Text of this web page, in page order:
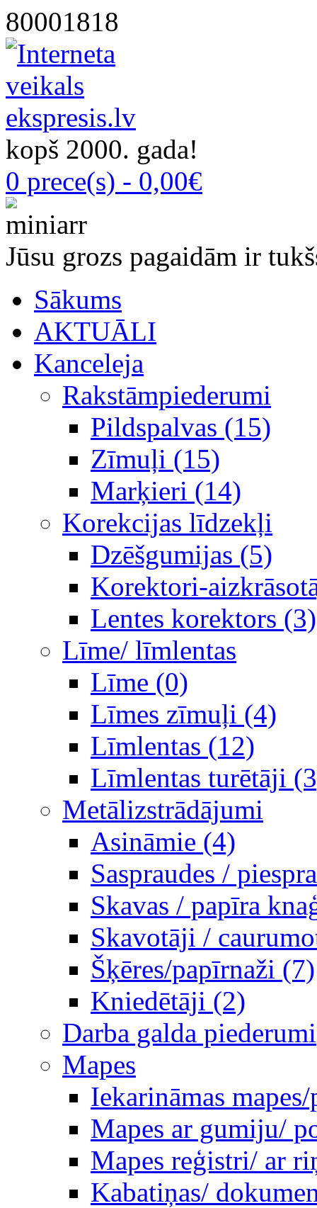
80001818
kopš 2000. gada!
0 prece(s) - 0,00€
Jūsu grozs pagaidām ir
Sākums
AKTUĀLI
Kanceleja
Rakstāmpiederumi
Pildspalvas (15)
Zīmuļi (15)
Marķieri (14)
Korekcijas līdzekļi
Dzēšgumijas (5)
Korektori-
Lentes korektors (3)
Līme/ līmlentas
Līme (0)
Līmes zīmuļi (4)
Līmlentas (12)
Līmlentas turētāji
Metālizstrādājumi
Asināmie (4)
Saspraudes /
Skavas / papīra
Skavotāji /
Šķēres/papīrnaži (7)
Kniedētāji (2)
Darba galda piederumi
Mapes
Iekarināmas
Mapes ar gumiju/
Mapes reģistri/ ar
Kabatiņas/